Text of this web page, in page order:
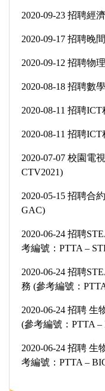
2020-09-23 招聘經
2020-09-17 招聘晚
2020-09-12 招聘物
2020-08-18 招聘數
2020-08-11 招聘
2020-08-11 招聘
2020-07-07 校園電
CTV2021)
2020-05-15 招聘合
GAC)
2020-06-24 招聘
考編號：PTTA –
2020-06-24 招聘
務 (參考編號：
2020-06-24 招聘
(參考編號：PTTA –
2020-06-24 招聘 生
考編號：PTTA –